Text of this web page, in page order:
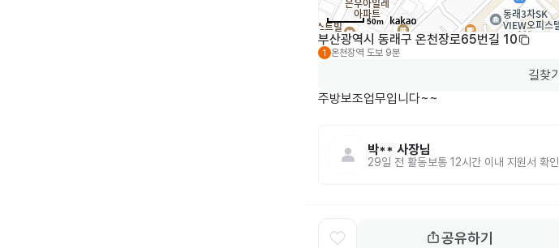
50m
부산광역시 동래구 온천장로65번길 10
1 온천장역 도보 9분
길찾기
주방보조업무입니다~~
박** 사장님
29일 전 활동보통 12시간 이내 지원서 확인
공유하기